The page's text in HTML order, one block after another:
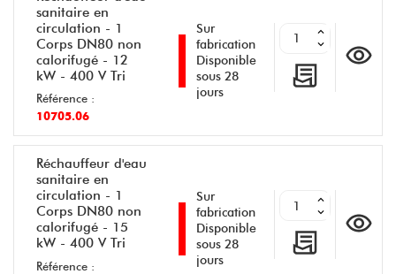
sanitaire en
circulation - 1
Corps DN80 non
calorifugé - 12
kW - 400 V Tri
Référence :
10705.06
Sur
fabrication
Disponible
sous 28
jours
Réchauffeur d'eau
sanitaire en
circulation - 1
Corps DN80 non
calorifugé - 15
kW - 400 V Tri
Référence :
Sur
fabrication
Disponible
sous 28
jours